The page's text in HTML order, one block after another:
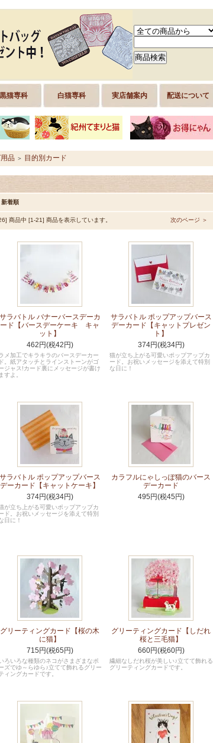
黒猫専科 白猫専科 実店舗案内 配送について
品 ＞ 目的別カード
新着順
商品中 [1-21] 商品を表示しています。 次のページ ＞
サラバトル バナーバースデーカ
ード【バースデーケーキ キャ
ット】
462円(税42円)
メ加工でキラキラのバースデーカー
ド。紙アタッチとラインストーンがゴ
ジャス!カード裏にメッセージが書け
ますよ。
サラバトル ポップアップバース
デーカード【キャットプレゼン
ト】
374円(税34円)
猫が立ち上がる可愛いポップアップカ
ード。お祝いメッセージを添えて特別
な日に！
サラバトル ポップアップバース
デーカード【キャットケーキ】
374円(税34円)
が立ち上がる可愛いポップアップカ
ド。お祝いメッセージを添えて特別
日に！
カラフルにゃしっぽ猫のバース
デーカード
495円(税45円)
グリーティングカード【桜の木
に猫】
715円(税65円)
ろいろな種類のネコがさまざまなポ
ズでゆ～らゆら♪立てて飾れるグリー
ィングカードです。
グリーティングカード【しだれ
桜と三毛猫】
660円(税60円)
繊細なしだれ桜が美しい♪立てて飾れる
グリーティングカードです。